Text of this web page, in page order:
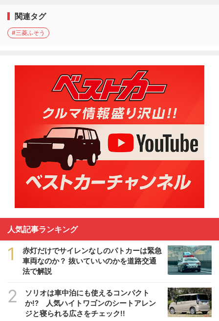
関連タグ
#三菱ふそう
人気記事ランキング
1
赤灯だけでサイレンなしのパトカーは緊急
車両なのか？ 抜いていいのかを道路交通
法で解説
2
ソリオは車中泊にも使えるコンパクト
か!? 人気ハイトワゴンのシートアレン
ジと寝られる広さをチェック!!